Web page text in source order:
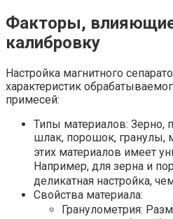
Факторы, влияющие
калибровку
Настройка магнитного
характеристик
примесей:
Типы материалов: Зерно,
шлак, порошок,
этих материалов имеет
Например, для зерна и
деликатная настройка,
Свойства материала:
Гранулометрия: